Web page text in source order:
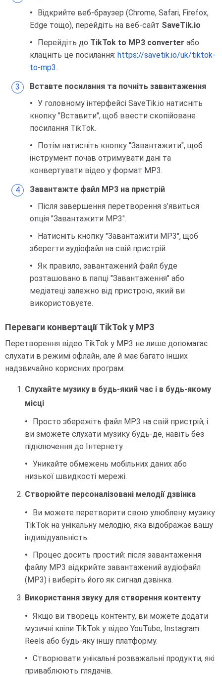
Відкрийте веб-браузер (Chrome, Safari, Firefox,
Edge тощо), перейдіть на веб-сайт SaveTik.io
Перейдіть до TikTok to MP3 converter або
клацніть це посилання: https://savetik.io/uk/tiktok-
to-mp3.
Вставте посилання та почніть завантаження
У головному інтерфейсі SaveTik.io натисніть
кнопку "Вставити", щоб ввести скопійоване
посилання TikTok.
Потім натисніть кнопку "Завантажити", щоб
інструмент почав отримувати дані та
конвертувати відео у формат MP3.
Завантажте файл MP3 на пристрій
Після завершення перетворення з’явиться
опція "Завантажити MP3".
Натисніть кнопку "Завантажити MP3", щоб
зберегти аудіофайл на свій пристрій.
Як правило, завантажений файл буде
розташовано в папці "Завантаження" або
медіатеці залежно від пристрою, який ви
використовуєте.
Переваги конвертації TikTok у MP3
Перетворення відео TikTok у MP3 не лише допомагає
слухати в режимі офлайн, але й має багато інших
надзвичайно корисних програм:
Слухайте музику в будь-який час і в будь-якому
місці
Просто збережіть файл MP3 на свій пристрій, і
ви зможете слухати музику будь-де, навіть без
підключення до Інтернету.
Уникайте обмежень мобільних даних або
низької швидкості мережі.
Створюйте персоналізовані мелодії дзвінка
Ви можете перетворити свою улюблену музику
TikTok на унікальну мелодію, яка відображає вашу
індивідуальність.
Процес досить простий: після завантаження
файлу MP3 відкрийте завантажений аудіофайл
(MP3) і виберіть його як сигнал дзвінка.
Використання звуку для створення контенту
Якщо ви творець контенту, ви можете додати
музичні кліпи TikTok у відео YouTube, Instagram
Reels або будь-яку іншу платформу.
Створювати унікальні розважальні продукти, які
приваблюють глядачів.